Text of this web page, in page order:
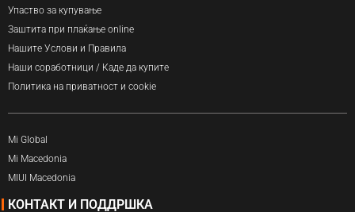
Упаство за купување
Заштита при плаќање online
Нашите Услови и Правила
Наши соработници / Каде да купите
Политика на приватност и cookie
Mi Global
Mi Macedonia
MIUI Macedonia
КОНТАКТ И ПОДДРШКА